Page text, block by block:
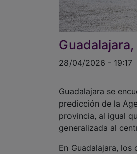
28/04/2026 - 19:17
Guadalajara se
predicción de la
provincia, al igual
generalizada al
En Guadalajara,